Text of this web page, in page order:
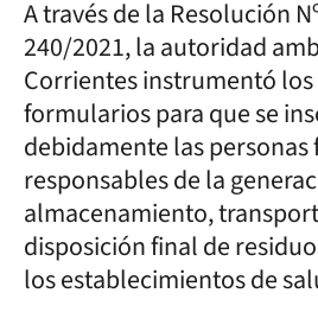
A través de la Resolución
240/2021, la autoridad
Corrientes instrumentó
formularios para que se
debidamente las personas
responsables de la
almacenamiento,
disposición final de
los establecimientos de